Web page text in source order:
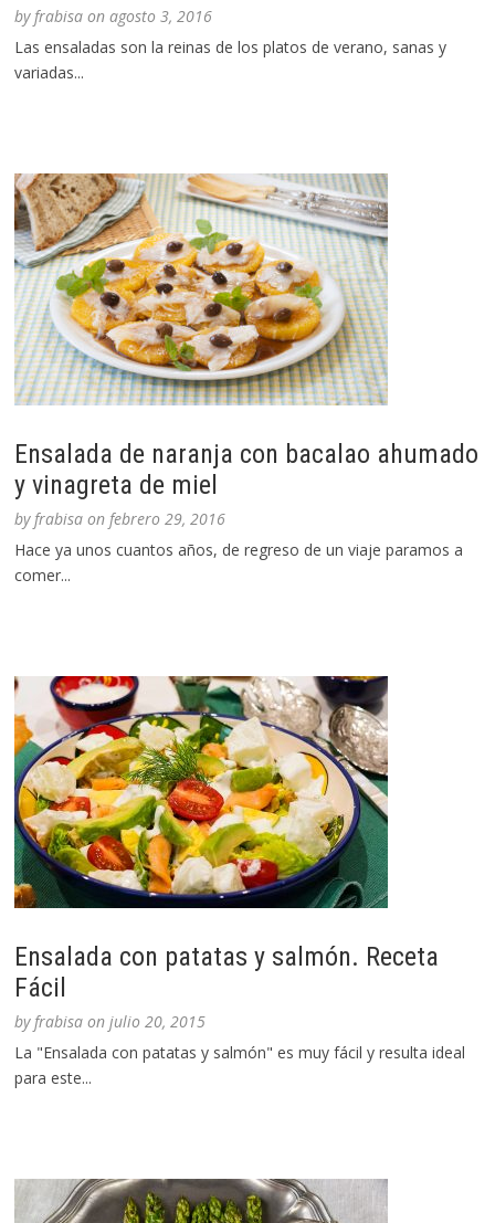
byfrabisa onagosto 3, 2016
Las ensaladas son la reinas de los platos de verano, sanas y
variadas...
Ensalada de naranja con bacalao ahumado
y vinagreta de miel
byfrabisa onfebrero 29, 2016
Hace ya unos cuantos años, de regreso de un viaje paramos a
comer...
Ensalada con patatas y salmón. Receta
Fácil
byfrabisa onjulio 20, 2015
La "Ensalada con patatas y salmón" es muy fácil y resulta ideal
para este...